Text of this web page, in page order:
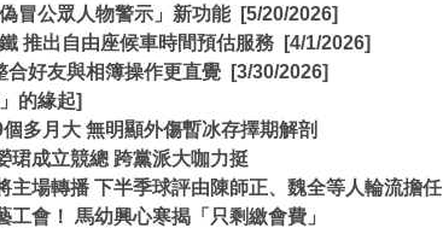
冒公眾人物警示」新功能[5/20/2026]
推出自由座候車時間預估服務 [4/1/2026]
合好友與相簿操作更直覺 [3/30/2026]
的緣起]
多月大 無明顯外傷暫冰存擇期解剖
珺成立競總 跨黨派大咖力挺
主場轉播 下半季球評由陳師正、魏全等人輪流擔任
會！ 馬幼興心寒揭「只剩繳會費」